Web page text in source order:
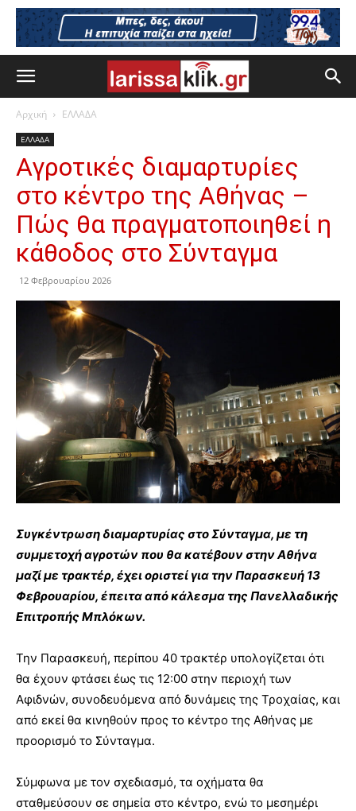
Αρχική ΕΛΛΑΔΑ
ΕΛΛΑΔΑ
Αγροτικές διαμαρτυρίες
στο κέντρο της Αθήνας –
Πώς θα πραγματοποιηθεί η
κάθοδος στο Σύνταγμα
12 Φεβρουαρίου 2026
Συγκέντρωση διαμαρτυρίας στο Σύνταγμα, με τη
συμμετοχή αγροτών που θα κατέβουν στην Αθήνα
μαζί με τρακτέρ, έχει οριστεί για την Παρασκευή 13
Φεβρουαρίου, έπειτα από κάλεσμα της Πανελλαδικής
Επιτροπής Μπλόκων.
Την Παρασκευή, περίπου 40 τρακτέρ υπολογίζεται ότι
θα έχουν φτάσει έως τις 12:00 στην περιοχή των
Αφιδνών, συνοδευόμενα από δυνάμεις της Τροχαίας, και
από εκεί θα κινηθούν προς το κέντρο της Αθήνας με
προορισμό το Σύνταγμα.
Σύμφωνα με τον σχεδιασμό, τα οχήματα θα
σταθμεύσουν σε σημεία στο κέντρο, ενώ το μεσημέρι